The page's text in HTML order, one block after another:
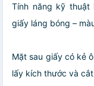
Tính năng kỹ
giấy láng bóng –
Mặt sau giấy có kẻ
lấy kích thước và